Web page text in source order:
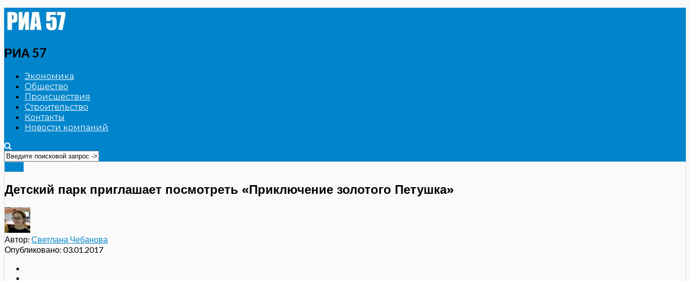
РИА 57
Экономика
Общество
Происшествия
Строительство
Контакты
Новости компаний
Детский парк приглашает посмотреть «Приключение золотого Петушка»
Автор: Светлана Чебанова
Опубликовано: 03.01.2017